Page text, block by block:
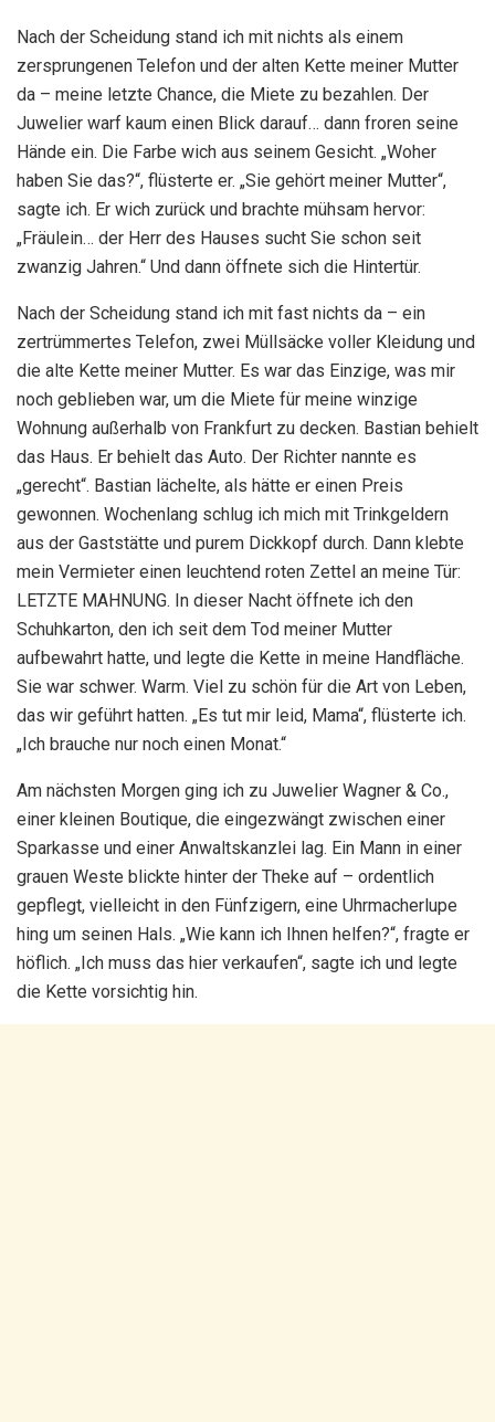
Nach der Scheidung stand ich mit nichts als einem
zersprungenen Telefon und der alten Kette meiner Mutter
da – meine letzte Chance, die Miete zu bezahlen. Der
Juwelier warf kaum einen Blick darauf… dann froren seine
Hände ein. Die Farbe wich aus seinem Gesicht. „Woher
haben Sie das?“, flüsterte er. „Sie gehört meiner Mutter“,
sagte ich. Er wich zurück und brachte mühsam hervor:
„Fräulein… der Herr des Hauses sucht Sie schon seit
zwanzig Jahren.“ Und dann öffnete sich die Hintertür.
Nach der Scheidung stand ich mit fast nichts da – ein
zertrümmertes Telefon, zwei Müllsäcke voller Kleidung und
die alte Kette meiner Mutter. Es war das Einzige, was mir
noch geblieben war, um die Miete für meine winzige
Wohnung außerhalb von Frankfurt zu decken. Bastian behielt
das Haus. Er behielt das Auto. Der Richter nannte es
„gerecht“. Bastian lächelte, als hätte er einen Preis
gewonnen. Wochenlang schlug ich mich mit Trinkgeldern
aus der Gaststätte und purem Dickkopf durch. Dann klebte
mein Vermieter einen leuchtend roten Zettel an meine Tür:
LETZTE MAHNUNG. In dieser Nacht öffnete ich den
Schuhkarton, den ich seit dem Tod meiner Mutter
aufbewahrt hatte, und legte die Kette in meine Handfläche.
Sie war schwer. Warm. Viel zu schön für die Art von Leben,
das wir geführt hatten. „Es tut mir leid, Mama“, flüsterte ich.
„Ich brauche nur noch einen Monat.“
Am nächsten Morgen ging ich zu Juwelier Wagner & Co.,
einer kleinen Boutique, die eingezwängt zwischen einer
Sparkasse und einer Anwaltskanzlei lag. Ein Mann in einer
grauen Weste blickte hinter der Theke auf – ordentlich
gepflegt, vielleicht in den Fünfzigern, eine Uhrmacherlupe
hing um seinen Hals. „Wie kann ich Ihnen helfen?“, fragte er
höflich. „Ich muss das hier verkaufen“, sagte ich und legte
die Kette vorsichtig hin.